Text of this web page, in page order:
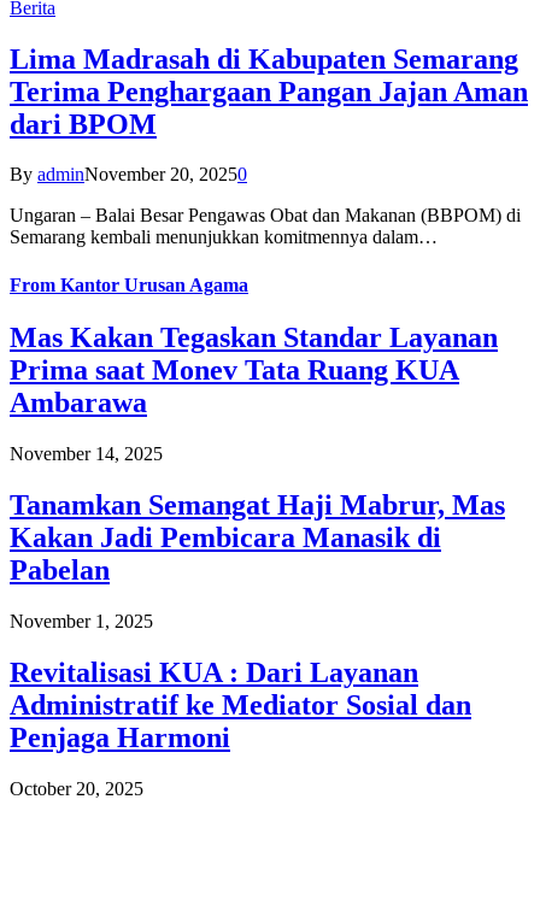
Berita
Lima Madrasah di Kabupaten Semarang
Terima Penghargaan Pangan Jajan Aman
dari BPOM
By adminNovember 20, 20250
Ungaran – Balai Besar Pengawas Obat dan Makanan (BBPOM) di
Semarang kembali menunjukkan komitmennya dalam…
From Kantor Urusan Agama
Mas Kakan Tegaskan Standar Layanan
Prima saat Monev Tata Ruang KUA
Ambarawa
November 14, 2025
Tanamkan Semangat Haji Mabrur, Mas
Kakan Jadi Pembicara Manasik di
Pabelan
November 1, 2025
Revitalisasi KUA : Dari Layanan
Administratif ke Mediator Sosial dan
Penjaga Harmoni
October 20, 2025